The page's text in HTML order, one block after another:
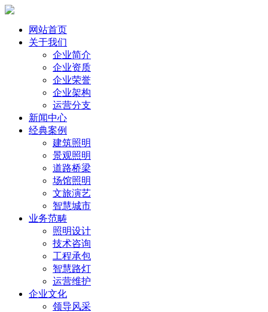
网站首页
关于我们
企业简介
企业资质
企业荣誉
企业架构
运营分支
新闻中心
经典案例
建筑照明
景观照明
道路桥梁
场馆照明
文旅演艺
智慧城市
业务范畴
照明设计
技术咨询
工程承包
智慧路灯
运营维护
企业文化
领导风采